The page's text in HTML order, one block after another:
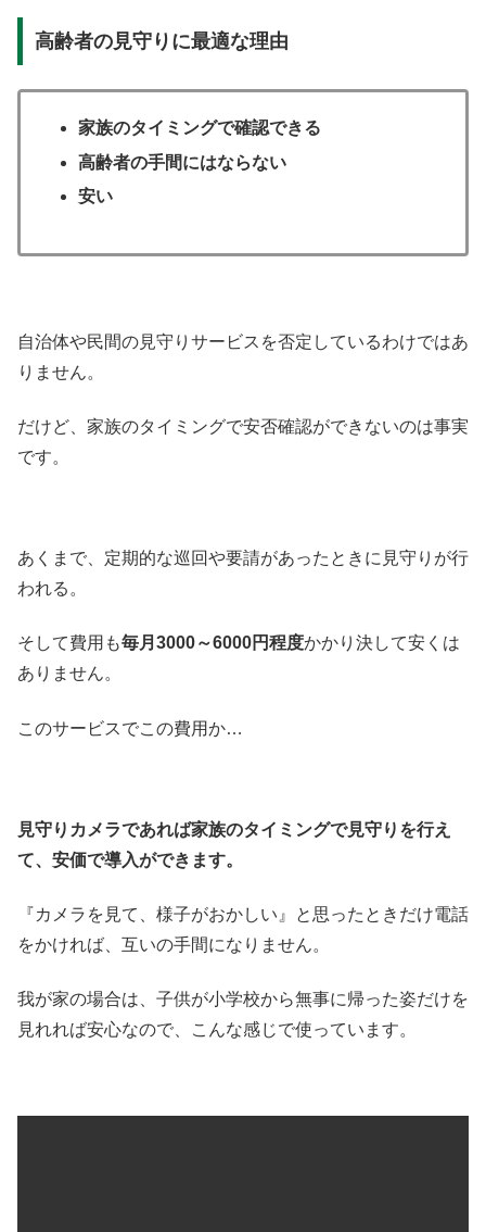
高齢者の見守りに最適な理由
家族のタイミングで確認できる
高齢者の手間にはならない
安い
自治体や民間の見守りサービスを否定しているわけではあ
りません。
だけど、家族のタイミングで安否確認ができないのは事実
です。
あくまで、定期的な巡回や要請があったときに見守りが行
われる。
そして費用も毎月3000～6000円程度かかり決して安くは
ありません。
このサービスでこの費用か…
見守りカメラであれば家族のタイミングで見守りを行え
て、安価で導入ができます。
『カメラを見て、様子がおかしい』と思ったときだけ電話
をかければ、互いの手間になりません。
我が家の場合は、子供が小学校から無事に帰った姿だけを
見れれば安心なので、こんな感じで使っています。